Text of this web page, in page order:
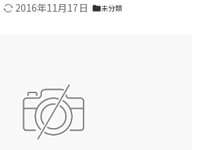
2016年11月17日 folder未分類